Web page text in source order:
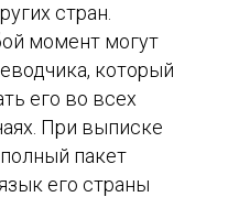
стран.
момент могут
который
его во всех
При выписке
пакет
его страны
с
и
с